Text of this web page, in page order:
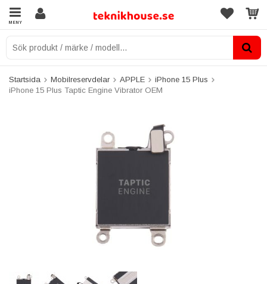
MENY
Startsida Mobilreservdelar APPLE
iPhone 15 Plus
iPhone 15 Plus Taptic Engine Vibrator OEM